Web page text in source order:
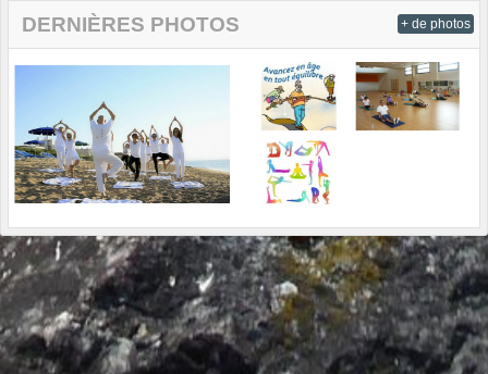
DERNIÈRES PHOTOS + de photos